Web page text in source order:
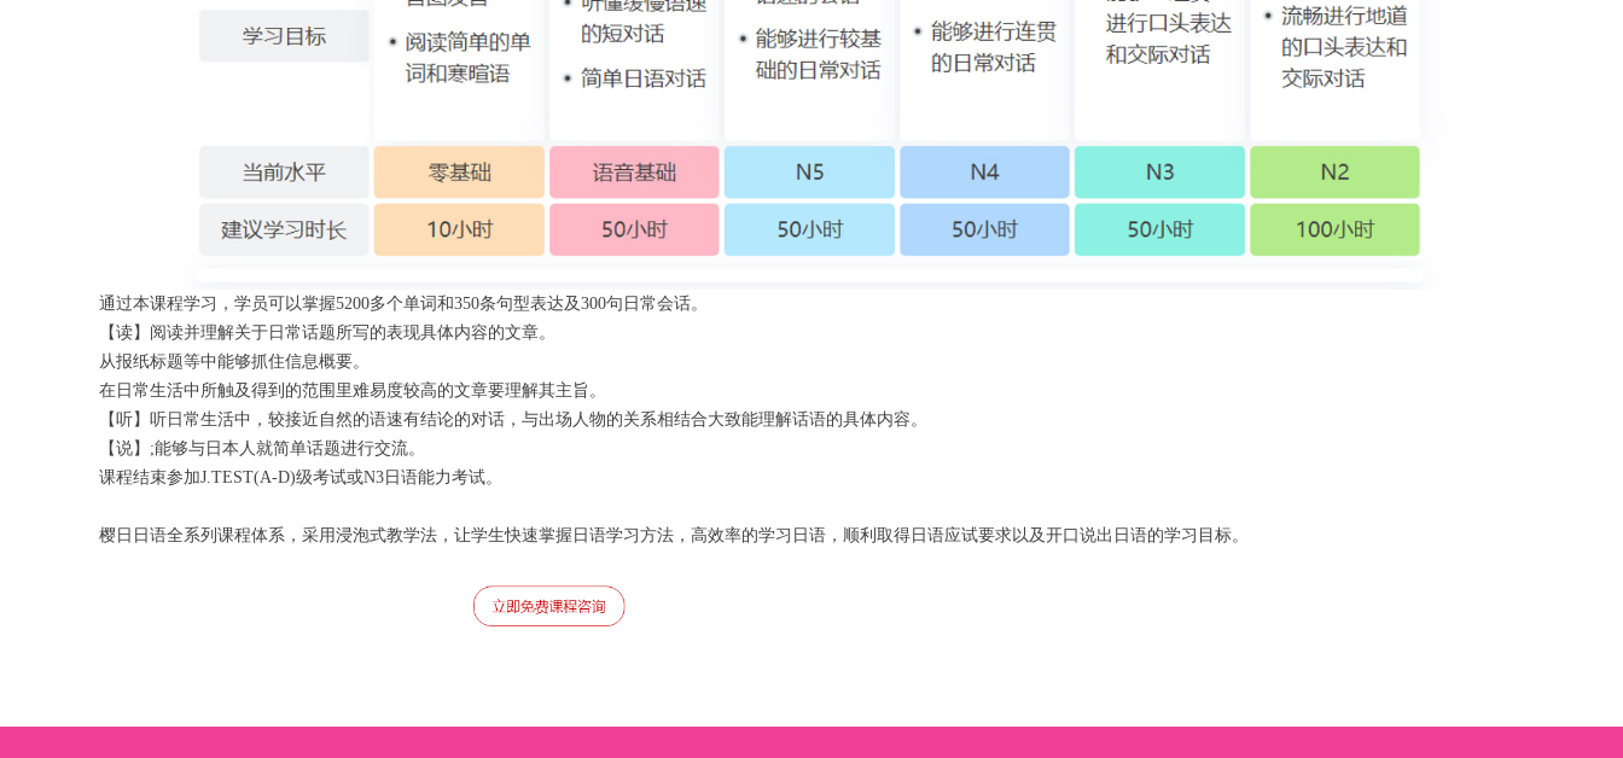
通过本课程学习，学员可以掌握5200多个单词和350条句型表达及300句日常会话。
【读】阅读并理解关于日常话题所写的表现具体内容的文章。
从报纸标题等中能够抓住信息概要。
在日常生活中所触及得到的范围里难易度较高的文章要理解其主旨。
【听】听日常生活中，较接近自然的语速有结论的对话，与出场人物的关系相结合大致能理解话语的具体内容。
【说】;能够与日本人就简单话题进行交流。
课程结束参加J.TEST(A-D)级考试或N3日语能力考试。
樱日日语全系列课程体系，采用浸泡式教学法，让学生快速掌握日语学习方法，高效率的学习日语，顺利取得日语应试要求以及开口说出日语的学习目标。